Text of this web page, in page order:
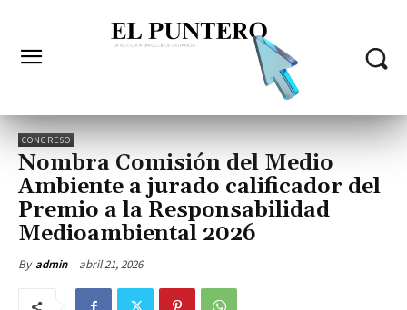
CONGRESO
Nombra Comisión del Medio
Ambiente a jurado calificador del
Premio a la Responsabilidad
Medioambiental 2026
By admin abril 21, 2026